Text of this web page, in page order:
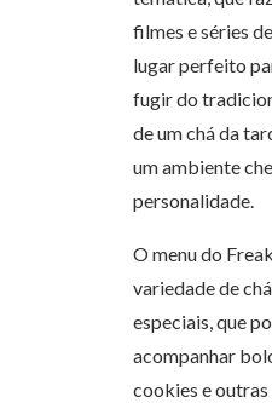
filmes e séries
lugar perfeito
fugir do
de um chá da
um ambiente
personalidade.
O menu do
variedade de
especiais, que
acompanhar
cookies e